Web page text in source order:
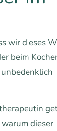
wir dieses
beim
dieser